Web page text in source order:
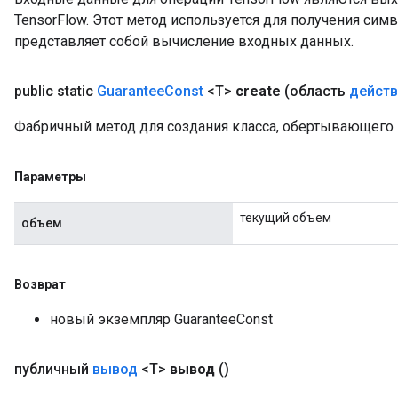
TensorFlow. Этот метод используется для получения
представляет собой вычисление входных данных.
public static GuaranteeConst <T> create (область
Фабричный метод для создания класса,
Параметры
объем текущий объем
Возврат
новый экземпляр GuaranteeConst
публичный вывод <T> вывод ()